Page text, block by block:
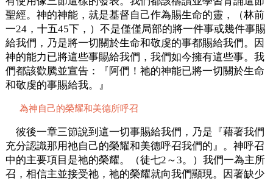
聖經。神的神能，就是基督自己作為賜生命的靈，（林前
一24，十五45下，）不是僅僅局部的將一件事或幾件事賜
給我們，乃是將一切關於生命和敬虔的事都賜給我們。因
神的能力已將這些事賜給我們，我們如今擁有這些事。我
們都該歡騰並宣告：『阿們！祂的神能已將一切關於生命
和敬虔的事賜給我。』
為神自己的榮耀和美德所呼召
彼後一章三節說到這一切事賜給我們，乃是『藉著我們
充分認識那用祂自己的榮耀和美德呼召我們的』。神呼召
中的主要項目是祂的榮耀。（徒七2～3。）我們一為主所
召，相信主並接受祂，祂的榮耀就向我們顯現。因著缺少